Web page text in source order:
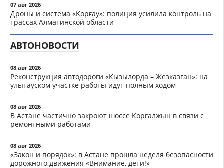
07 авг 2026
Дроны и система «Қорғау»: полиция усилила контроль на
трассах Алматинской области
АВТОНОВОСТИ
08 авг 2026
Реконструкция автодороги «Кызылорда – Жезказган»: на
улытауском участке работы идут полным ходом
08 авг 2026
В Астане частично закроют шоссе Коргалжын в связи с
ремонтными работами
08 авг 2026
«Закон и порядок»: в Астане прошла неделя безопасности
дорожного движения «Внимание, дети!»